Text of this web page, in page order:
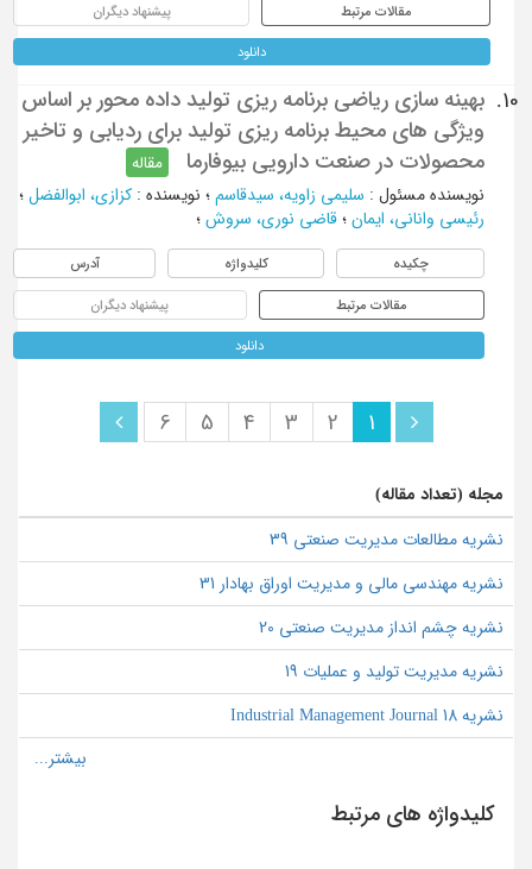
مقالات مرتبط پیشنهاد دیگران
دانلود
10.
بهینه سازی ریاضی برنامه ریزی تولید داده محور بر اساس
ویژگی های محیط برنامه ریزی تولید برای ردیابی و تاخیر
محصولات در صنعت دارویی بیوفارما
مقاله
نویسنده مسئول : سلیمی زاویه، سیدقاسم؛ نویسنده: کزازی، ابوالفضل ؛
رئیسی وانانی، ایمان؛ قاضی نوری، سروش ؛
چکیده کلیدواژه آدرس
مقالات مرتبط پیشنهاد دیگران
دانلود
1
2
3
4
5
6
مجله (تعداد مقاله)
نشریه مطالعات مدیریت صنعتی 39
نشریه مهندسی مالی و مدیریت اوراق بهادار 31
نشریه چشم انداز مدیریت صنعتی 20
نشریه مدیریت تولید و عملیات 19
نشریه Industrial Management Journal 18
کلیدواژه های مرتبط